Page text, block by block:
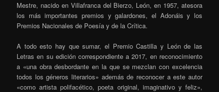
Mestre, nacido en Villafranca del Bierzo, León, en 1957, atesora
los más importantes premios y galardones, el Adonáis y los
Premios Nacionales de Poesía y de la Crítica.
A todo esto hay que sumar, el Premio Castilla y León de las
Letras en su edición correspondiente a 2017, en reconocimiento
a «una obra desbordante en la que se mezclan con excelencia
todos los géneros literarios» además de reconocer a este autor
«como artista polifacético, poeta original, imaginativo y feliz»,